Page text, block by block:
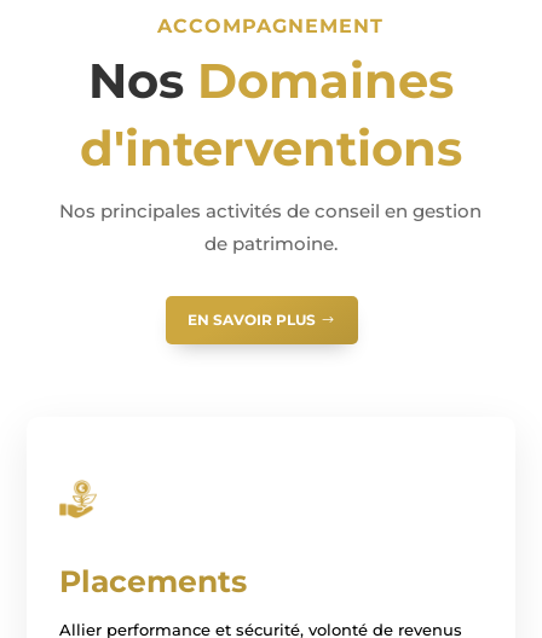
ACCOMPAGNEMENT
Nos Domaines
d'interventions
Nos principales activités de conseil en gestion
de patrimoine.
EN SAVOIR PLUS
Placements
Allier performance et sécurité, volonté de revenus